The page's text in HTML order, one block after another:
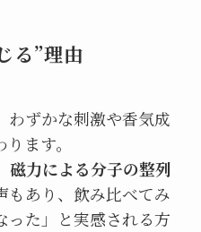
る”理由
わずかな刺激や香気成
ます。
磁力による分子の整列
もあり、飲み比べてみ
った」と実感される方